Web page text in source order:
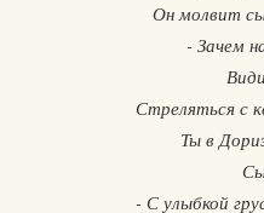
Он молвит
- Зачем
Стреляться с
Ты в
- С улыбкой